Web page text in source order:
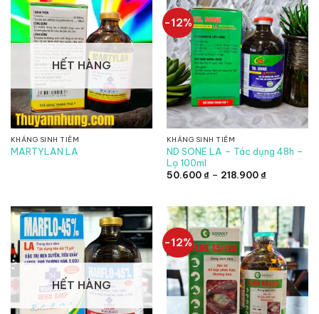
HẾT HÀNG
KHÁNG SINH TIÊM
MARTYLAN LA
-12%
KHÁNG SINH TIÊM
ND SONE LA – Tác dụng 48h –
Lọ 100ml
50.600₫ – 218.900₫Khoảng
đến
218.900 ₫
HẾT HÀNG
-12%